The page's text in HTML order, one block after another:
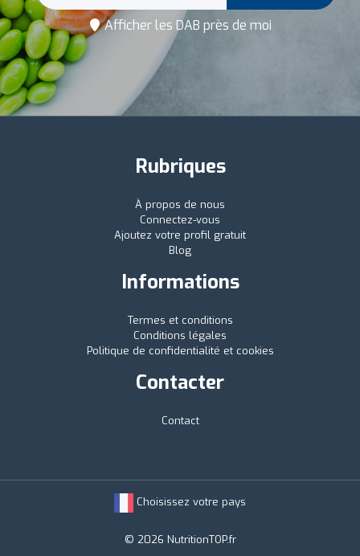
Afficher les DAB près de moi
Rubriques
À propos de nous
Connectez-vous
Ajoutez votre profil gratuit
Blog
Informations
Termes et conditions
Conditions légales
Politique de confidentialité et cookies
Contacter
Contact
Choisissez votre pays
© 2026 NutritionTOP.fr